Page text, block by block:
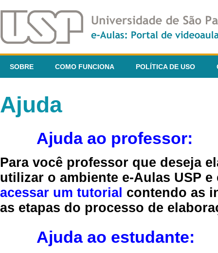
SOBRE COMO FUNCIONA POLÍTICA DE USO
Ajuda
Ajuda ao professor:
Para você professor que deseja
utilizar o ambiente e-Aulas USP
acessar um tutorial contendo as
as etapas do processo de
Ajuda ao estudante: